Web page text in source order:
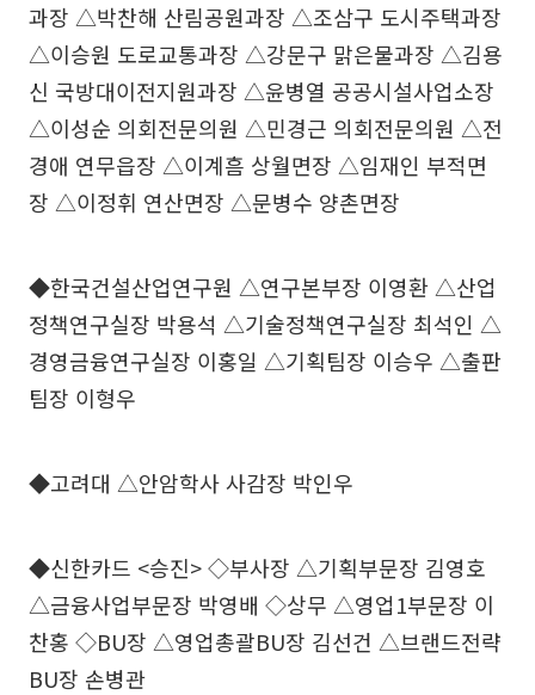
과장 △박찬해 산림공원과장 △조삼구 도시주택과장
△이승원 도로교통과장 △강문구 맑은물과장 △김용
신 국방대이전지원과장 △윤병열 공공시설사업소장
△이성순 의회전문의원 △민경근 의회전문의원 △전
경애 연무읍장 △이계흠 상월면장 △임재인 부적면
장 △이정휘 연산면장 △문병수 양촌면장
◆한국건설산업연구원 △연구본부장 이영환 △산업
정책연구실장 박용석 △기술정책연구실장 최석인 △
경영금융연구실장 이홍일 △기획팀장 이승우 △출판
팀장 이형우
◆고려대 △안암학사 사감장 박인우
◆신한카드 <승진> ◇부사장 △기획부문장 김영호
△금융사업부문장 박영배 ◇상무 △영업1부문장 이
찬홍 ◇BU장 △영업총괄BU장 김선건 △브랜드전략
BU장 손병관